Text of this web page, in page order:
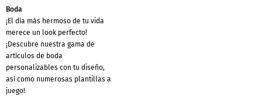
Boda
¡El día más hermoso de tu vida
merece un look perfecto!
¡Descubre nuestra gama de
artículos de boda
personalizables con tu diseño,
así como numerosas plantillas a
juego!